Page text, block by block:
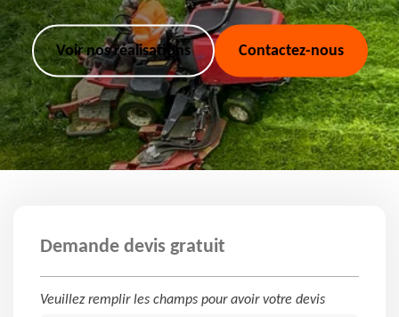
Voir nos réalisations Contactez-nous
Demande devis gratuit
Veuillez remplir les champs pour avoir votre devis